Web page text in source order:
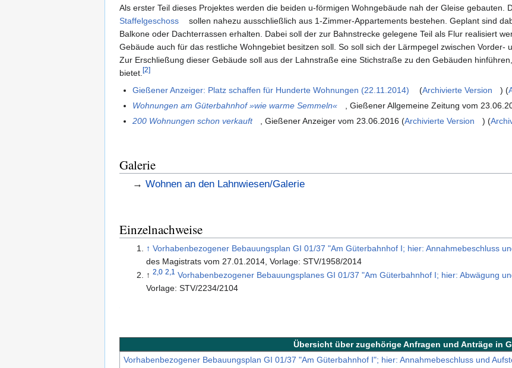
Als erster Teil dieses Projektes werden die beiden u-förmigen Wohngebäude nah der Gleise
Staffelgeschoss
sollen nahezu ausschließlich aus 1-Zimmer-Appartements bestehen. Geplant sind
Balkone oder Dachterrassen erhalten. Dabei soll der zur Bahnstrecke gelegene Teil als Flur realisiert
Gebäude auch für das restliche Wohngebiet besitzen soll. So soll sich der Lärmpegel zwischen Vorder-
Zur Erschließung dieser Gebäude soll aus der Lahnstraße eine Stichstraße zu den Gebäuden
bietet. [2]
Gießener Anzeiger: Platz schaffen für Hunderte Wohnungen (22.11.2014) (Archivierte Version ) (
Wohnungen am Güterbahnhof »wie warme Semmeln«
, Gießener Allgemeine Zeitung vom
200 Wohnungen schon verkauft
, Gießener Anzeiger vom 23.06.2016 (Archivierte Version ) (
Galerie
→Wohnen an den Lahnwiesen/Galerie
Einzelnachweise
↑ Vorhabenbezogener Bebauungsplan GI 01/37 "Am Güterbahnhof I; hier: Annahmebeschluss
des Magistrats vom 27.01.2014, Vorlage: STV/1958/2014
↑ 2,0 2,1 Vorhabenbezogener Bebauungsplanes GI 01/37 "Am Güterbahnhof I; hier: Abwägung
Vorlage: STV/2234/2104
Übersicht über zugehörige Anfragen und Anträge in
Vorhabenbezogener Bebauungsplan GI 01/37 "Am Güterbahnhof I"; hier: Annahmebeschluss und